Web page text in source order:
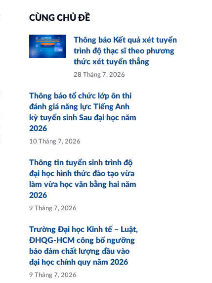
CÙNG CHỦ ĐỀ
Thông báo Kết quả xét tuyển
trình độ thạc sĩ theo phương
thức xét tuyển thẳng
28 Tháng 7, 2026
Thông báo tổ chức lớp ôn thi
đánh giá năng lực Tiếng Anh
kỳ tuyển sinh Sau đại học năm
2026
10 Tháng 7, 2026
Thông tin tuyển sinh trình độ
đại học hình thức đào tạo vừa
làm vừa học văn bằng hai năm
2026
9 Tháng 7, 2026
Trường Đại học Kinh tế – Luật,
ĐHQG-HCM công bố ngưỡng
bảo đảm chất lượng đầu vào
đại học chính quy năm 2026
9 Tháng 7, 2026